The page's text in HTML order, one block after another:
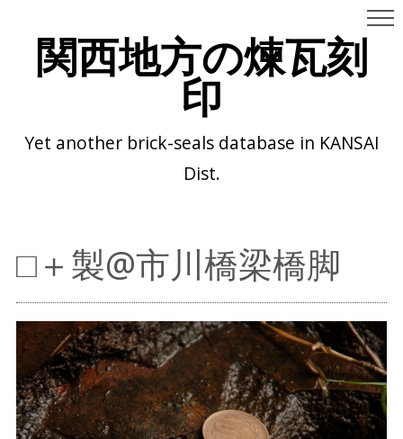
関西地方の煉瓦刻
印
Yet another brick-seals database in KANSAI
Dist.
□＋製@市川橋梁橋脚